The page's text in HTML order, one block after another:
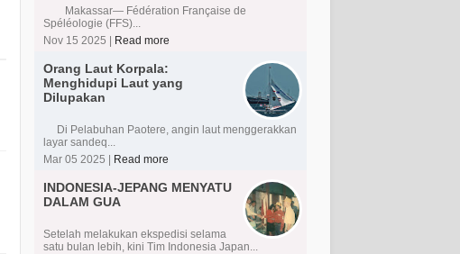
Makassar— Fédération Française de
Spéléologie (FFS)...
Nov 15 2025 | Read more
Orang Laut Korpala:
Menghidupi Laut yang
Dilupakan
Di Pelabuhan Paotere, angin laut menggerakkan
layar sandeq...
Mar 05 2025 | Read more
INDONESIA-JEPANG MENYATU
DALAM GUA
Setelah melakukan ekspedisi selama
satu bulan lebih, kini Tim Indonesia Japan...